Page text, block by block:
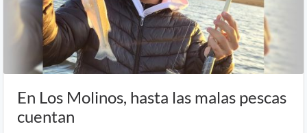
En Los Molinos, hasta las malas pescas
cuentan